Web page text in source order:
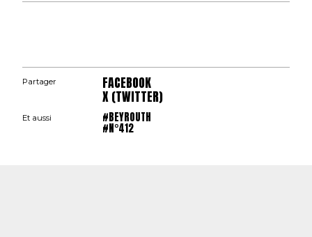
Partager FACEBOOK
X (TWITTER)
Et aussi #BEYROUTH
#N°412